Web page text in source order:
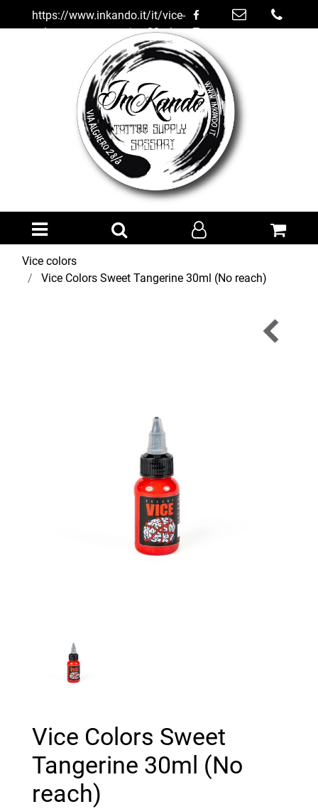
https://www.inkando.it/it/vice-
colors-sweet-tangerine-30ml-
Open menu
Vice colors
Vice Colors Sweet Tangerine 30ml (No reach)
Vice Colors Sweet
Tangerine 30ml (No
reach)